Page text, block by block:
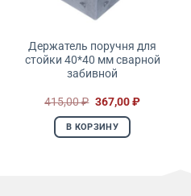
Держатель поручня для
стойки 40*40 мм сварной
забивной
415,00₽ Первоначальная
цена
составляла
415,00 ₽.
367,00₽Текущая
В КОРЗИНУ